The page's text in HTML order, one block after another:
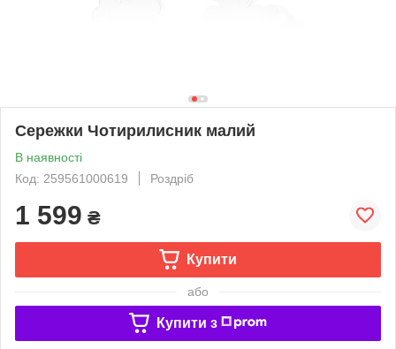
Сережки Чотирилисник малий
В наявності
Код: 259561000619
Роздріб
1 599 ₴
Купити
або
Купити з